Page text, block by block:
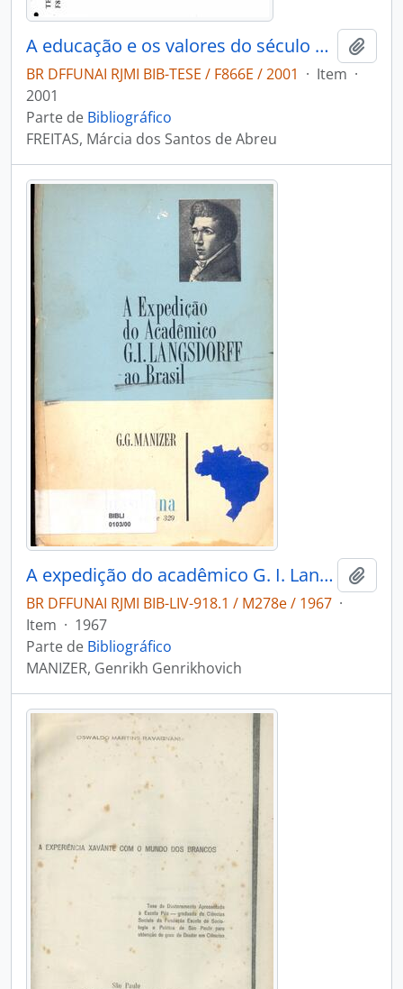
A educação e os valores do século XXI: escola um novo desafio para a comunidade de Umirãtãwawe
BR DFFUNAI RJMI BIB-TESE / F866E / 2001 · Item ·
2001
Parte de Bibliográfico
FREITAS, Márcia dos Santos de Abreu
A expedição do acadêmico G. I. Langsdorff ao Brasil (1821-1828)
BR DFFUNAI RJMI BIB-LIV-918.1 / M278e / 1967 ·
Item · 1967
Parte de Bibliográfico
MANIZER, Genrikh Genrikhovich